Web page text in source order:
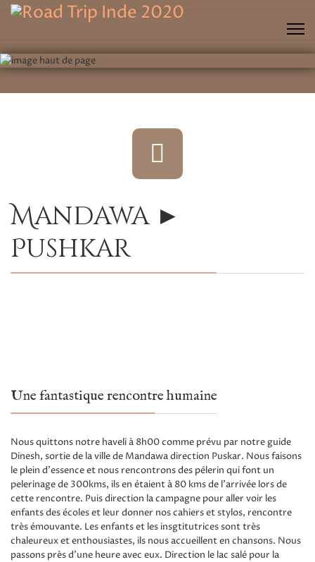
Mandawa ►
Pushkar
Une fantastique rencontre humaine
Nous quittons notre haveli à 8h00 comme prévu par notre guide
Dinesh, sortie de la ville de Mandawa direction Puskar. Nous faisons
le plein d'essence et nous rencontrons des pélerin qui font un
pelerinage de 300kms, ils en étaient à 80 kms de l'arrivée lors de
cette rencontre. Puis direction la campagne pour aller voir les
enfants des écoles et leur donner nos cahiers et stylos, rencontre
très émouvante. Les enfants et les insgtitutrices sont très
chaleureux et enthousiastes, ils nous accueillent en chansons. Nous
passons près d'une heure avec eux. Direction le lac salé pour la